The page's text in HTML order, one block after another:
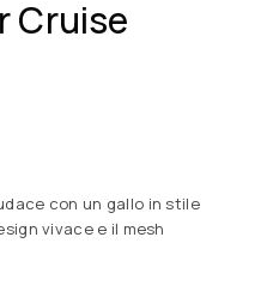
Cruise
con un gallo in stile
vivace e il mesh